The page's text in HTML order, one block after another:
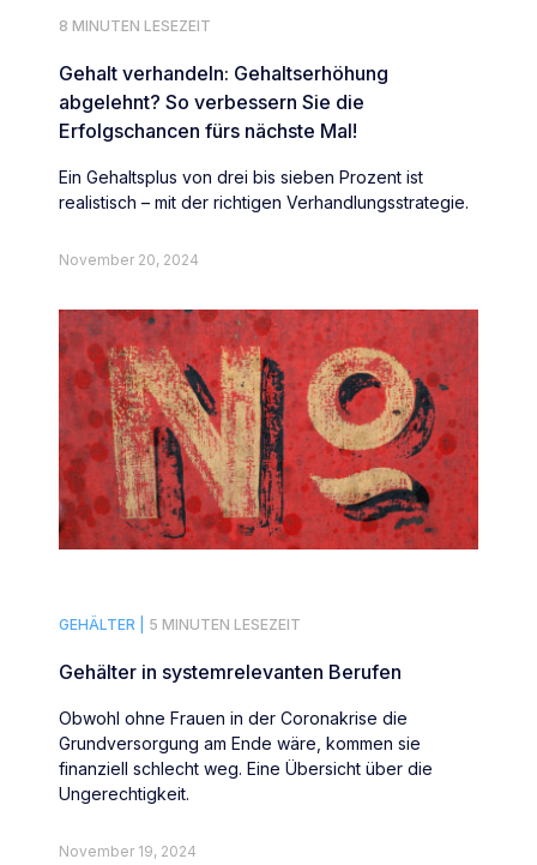
8 MINUTEN LESEZEIT
Gehalt verhandeln: Gehaltserhöhung
abgelehnt? So verbessern Sie die
Erfolgschancen fürs nächste Mal!
Ein Gehaltsplus von drei bis sieben Prozent ist
realistisch – mit der richtigen Verhandlungsstrategie.
November 20, 2024
GEHÄLTER | 5 MINUTEN LESEZEIT
Gehälter in systemrelevanten Berufen
Obwohl ohne Frauen in der Coronakrise die
Grundversorgung am Ende wäre, kommen sie
finanziell schlecht weg. Eine Übersicht über die
Ungerechtigkeit.
November 19, 2024